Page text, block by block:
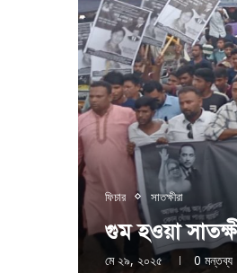
ফিচার সাতক্ষীরা
গুম হওয়া
মে ২৯, ২০২৫ 0 মন্তব্য